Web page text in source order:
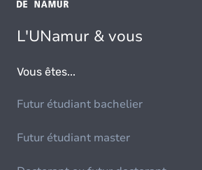
L'UNamur & vous
Vous êtes...
Futur étudiant bachelier
Futur étudiant master